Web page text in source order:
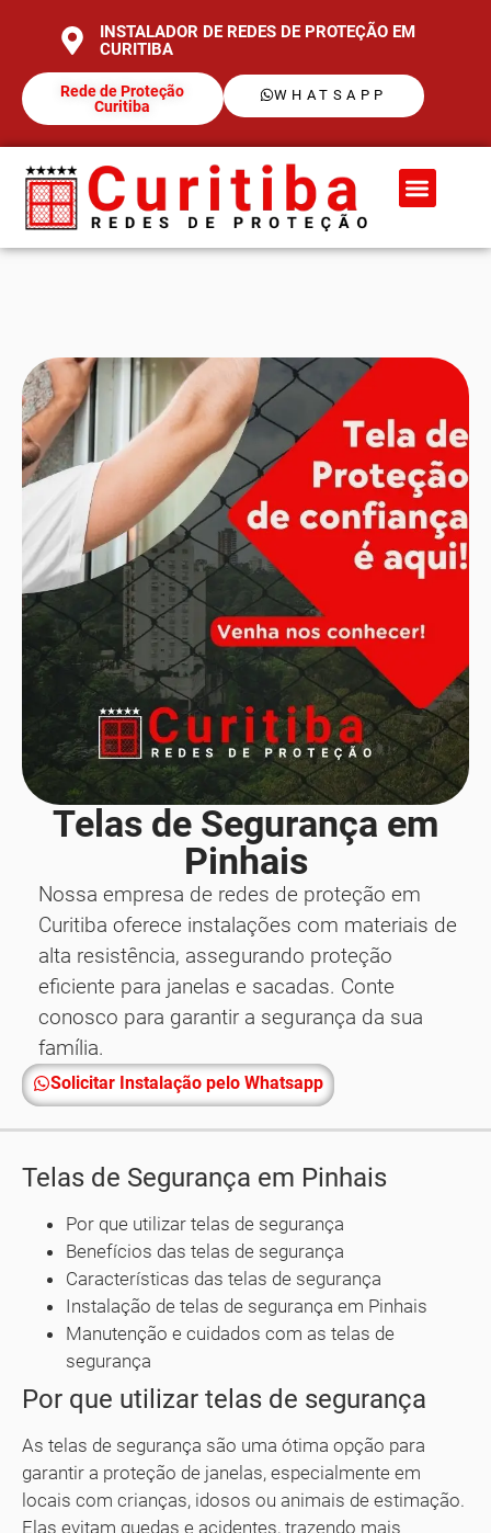
INSTALADOR DE REDES DE PROTEÇÃO EM
CURITIBA
Rede de Proteção
Curitiba
WHATSAPP
Telas de Segurança em
Pinhais
Nossa empresa de redes de proteção em
Curitiba oferece instalações com materiais de
alta resistência, assegurando proteção
eficiente para janelas e sacadas. Conte
conosco para garantir a segurança da sua
família.
Solicitar Instalação pelo Whatsapp
Telas de Segurança em Pinhais
Por que utilizar telas de segurança
Benefícios das telas de segurança
Características das telas de segurança
Instalação de telas de segurança em Pinhais
Manutenção e cuidados com as telas de
segurança
Por que utilizar telas de segurança
As telas de segurança são uma ótima opção para
garantir a proteção de janelas, especialmente em
locais com crianças, idosos ou animais de estimação.
Elas evitam quedas e acidentes, trazendo mais